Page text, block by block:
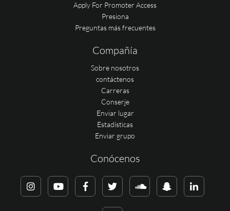
Apply For Promoter Access
Presiona
Preguntas más frecuentes
Compañía
Sobre nosotros
contáctenos
Carreras
Conserje
Enviar lugar
Estadísticas
Enviar grupo
Conócenos